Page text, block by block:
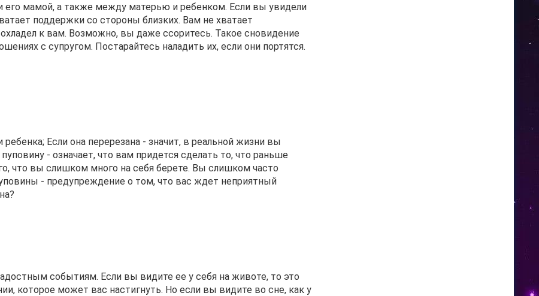
мамой, а также между матерью и ребенком. Если вы увидели
поддержки со стороны близких. Вам не хватает
к вам. Возможно, вы даже ссоритесь. Такое сновидение
с супругом. Постарайтесь наладить их, если они портятся.
Если она перерезана - значит, в реальной жизни вы
- означает, что вам придется сделать то, что раньше
что вы слишком много на себя берете. Вы слишком часто
- предупреждение о том, что вас ждет неприятный
событиям. Если вы видите ее у себя на животе, то это
которое может вас настигнуть. Но если вы видите во сне, как у